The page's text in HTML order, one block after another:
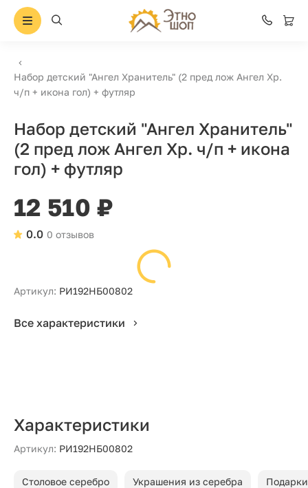
Набор детский "Ангел Хранитель" (2 пред лож Ангел Хр.
ч/п + икона гол) + футляр
Набор детский "Ангел Хранитель"
(2 пред лож Ангел Хр. ч/п + икона
гол) + футляр
12 510 ₽
0 отзывов
0.0
Артикул: РИ192НБ00802
Все характеристики
Характеристики
Артикул: РИ192НБ00802
Столовое серебро Украшения из серебра